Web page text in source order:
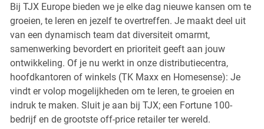
Bij TJX Europe bieden we je elke dag nieuwe kansen om te
groeien, te leren en jezelf te overtreffen. Je maakt deel uit
van een dynamisch team dat diversiteit omarmt,
samenwerking bevordert en prioriteit geeft aan jouw
ontwikkeling. Of je nu werkt in onze distributiecentra,
hoofdkantoren of winkels (TK Maxx en Homesense): Je
vindt er volop mogelijkheden om te leren, te groeien en
indruk te maken. Sluit je aan bij TJX; een Fortune 100-
bedrijf en de grootste off-price retailer ter wereld.